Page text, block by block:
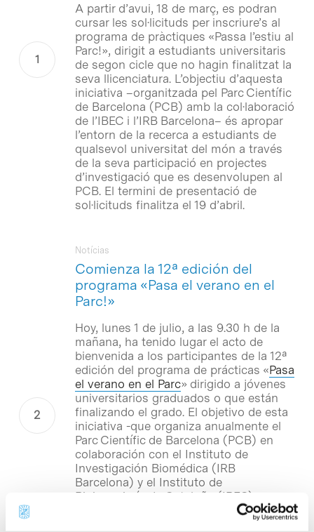
A partir d’avui, 18 de març, es podran
cursar les sol·licituds per inscriure’s al
programa de pràctiques «Passa l’estiu al
Parc!», dirigit a estudiants universitaris
de segon cicle que no hagin finalitzat la
seva llicenciatura. L’objectiu d’aquesta
iniciativa –organitzada pel Parc Científic
de Barcelona (PCB) amb la col·laboració
de l’IBEC i l’IRB Barcelona– és apropar
l’entorn de la recerca a estudiants de
qualsevol universitat del món a través
de la seva participació en projectes
d’investigació que es desenvolupen al
PCB. El termini de presentació de
sol·licituds finalitza el 19 d’abril.
Comienza la 12ª edición del
programa «Pasa el verano en el
Parc!»
Notícias
Hoy, lunes 1 de julio, a las 9.30 h de la
mañana, ha tenido lugar el acto de
bienvenida a los participantes de la 12ª
edición del programa de prácticas «Pasa
el verano en el Parc» dirigido a jóvenes
universitarios graduados o que están
finalizando el grado. El objetivo de esta
iniciativa -que organiza anualmente el
Parc Científic de Barcelona (PCB) en
colaboración con el Instituto de
Investigación Biomédica (IRB
Barcelona) y el Instituto de
Bioingeniería de Cataluña (IBEC)- es
acercar el entorno científico a los
estudiantes de cualquier universidad del